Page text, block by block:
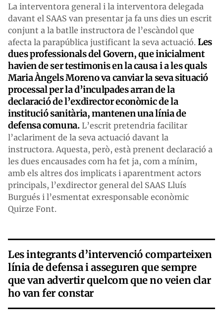
La interventora general i la interventora delegada
davant el SAAS van presentar ja fa uns dies un escrit
conjunt a la batlle instructora de l’escàndol que
afecta la parapública justificant la seva actuació. Les
dues professionals del Govern, que inicialment
havien de ser testimonis en la causa i a les quals
Maria Àngels Moreno va canviar la seva situació
processal per la d’inculpades arran de la
declaració de l’exdirector econòmic de la
institució sanitària, mantenen una línia de
defensa comuna.L’escrit pretendria facilitar
l’aclariment de la seva actuació davant la
instructora. Aquesta, però, està prenent declaració a
les dues encausades com ha fet ja, com a mínim,
amb els altres dos implicats i aparentment actors
principals, l’exdirector general del SAAS Lluís
Burgués i l’esmentat exresponsable econòmic
Quirze Font.
Les integrants d’intervenció comparteixen
línia de defensa i asseguren que sempre
que van advertir quelcom que no veien clar
ho van fer constar